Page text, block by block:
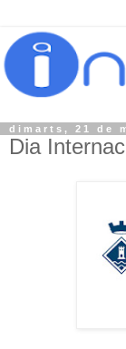
dimarts, 21 de
Dia